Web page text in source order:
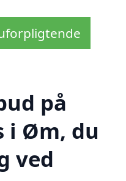
på
i Øm, du
ved